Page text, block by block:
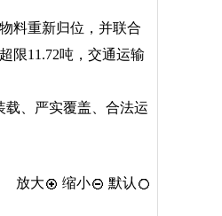
料重新归位，并联合
限11.72吨，交通运输
、严实覆盖、合法运
放大 缩小 默认